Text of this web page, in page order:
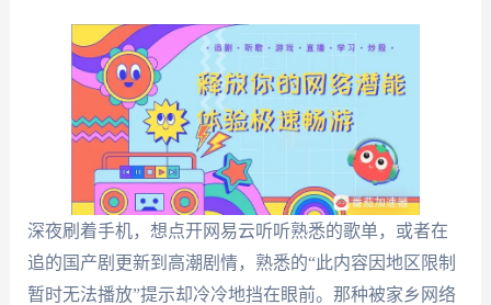
深夜刷着手机，想点开网易云听听熟悉的歌单，或者在
追的国产剧更新到高潮剧情，熟悉的“此内容因地区限制
暂时无法播放”提示却冷冷地挡在眼前。那种被家乡网络